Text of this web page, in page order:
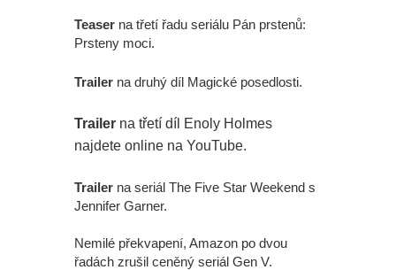
Teaser na třetí řadu seriálu Pán prstenů:
Prsteny moci.
Trailer na druhý díl Magické posedlosti.
Trailer na třetí díl Enoly Holmes
najdete online na YouTube.
Trailer na seriál The Five Star Weekend s
Jennifer Garner.
Nemilé překvapení, Amazon po dvou
řadách zrušil ceněný seriál Gen V.